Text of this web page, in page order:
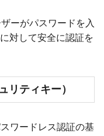
ーがパスワードを入
対して安全に認証を
リティキー）
ワードレス認証の基